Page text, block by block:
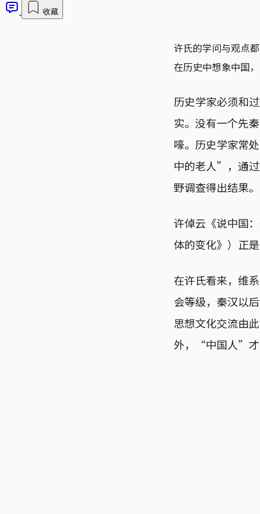
收藏
许氏的学问与观点
在历史中想象中国
历史学家必须和
实。没有一个先
嚎。历史学家常
中的老人”，通
野调查得出结果。
许倬云《说中国
体的变化》）正
在许氏看来，维
会等级，秦汉以
思想文化交流由
外，“中国人”才